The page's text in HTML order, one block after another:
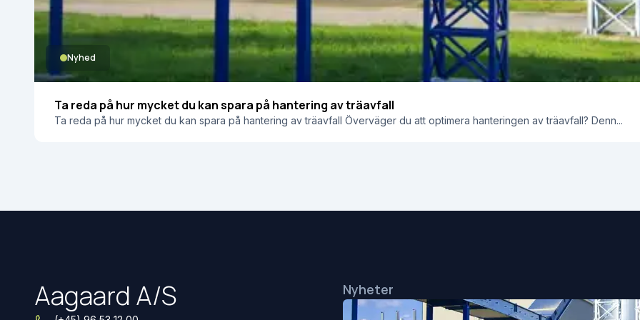
Nyhed
Ta reda på hur mycket du kan spara på hantering av träavfall
Ta reda på hur mycket du kan spara på hantering av träavfall Överväger du att optimera hanteringen av träavfall? Denn...
Aagaard A/S Nyheter